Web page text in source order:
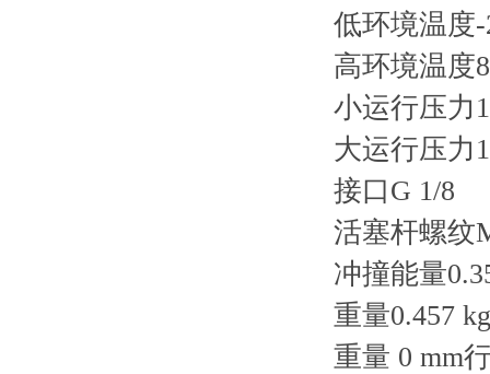
低环境温度-
高环境温度
小运行压力
大运行压力
接口G 1/8
活塞杆螺纹
冲撞能量
重量0.457 kg
重量 0 mm